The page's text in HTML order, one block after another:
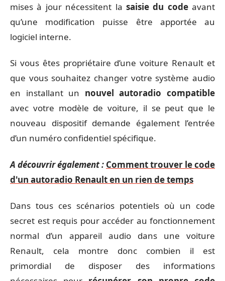
mises à jour nécessitent la saisie du codeavant
qu’une modification puisse être apportée au
logiciel interne.
Si vous êtes propriétaire d’une voiture Renault et
que vous souhaitez changer votre système audio
en installant un nouvel autoradio compatible
avec votre modèle de voiture, il se peut que le
nouveau dispositif demande également l’entrée
d’un numéro confidentiel spécifique.
A découvrir également : Comment trouver le code
d'un autoradio Renault en un rien de temps
Dans tous ces scénarios potentiels où un code
secret est requis pour accéder au fonctionnement
normal d’un appareil audio dans une voiture
Renault, cela montre donc combien il est
primordial de disposer des informations